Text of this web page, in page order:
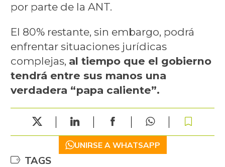
por parte de la ANT.
El 80% restante, sin embargo, podrá
enfrentar situaciones jurídicas
complejas, al tiempo que el gobierno
tendrá entre sus manos una
verdadera “papa caliente”.
UNIRSE A WHATSAPP
TAGS